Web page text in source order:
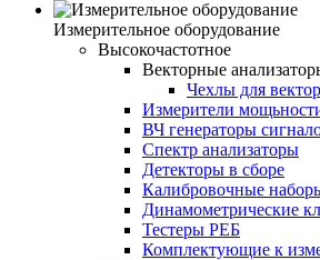
Измерительное оборудование
Высокочастотное
Векторные
Чехлы для
Измерители
ВЧ генераторы
Спектр анализаторы
Детекторы в сборе
Калибровочные
Динамометрические
Тестеры РЕБ
Комплектующие к